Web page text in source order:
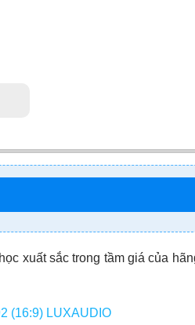
xuất sắc trong tầm giá của